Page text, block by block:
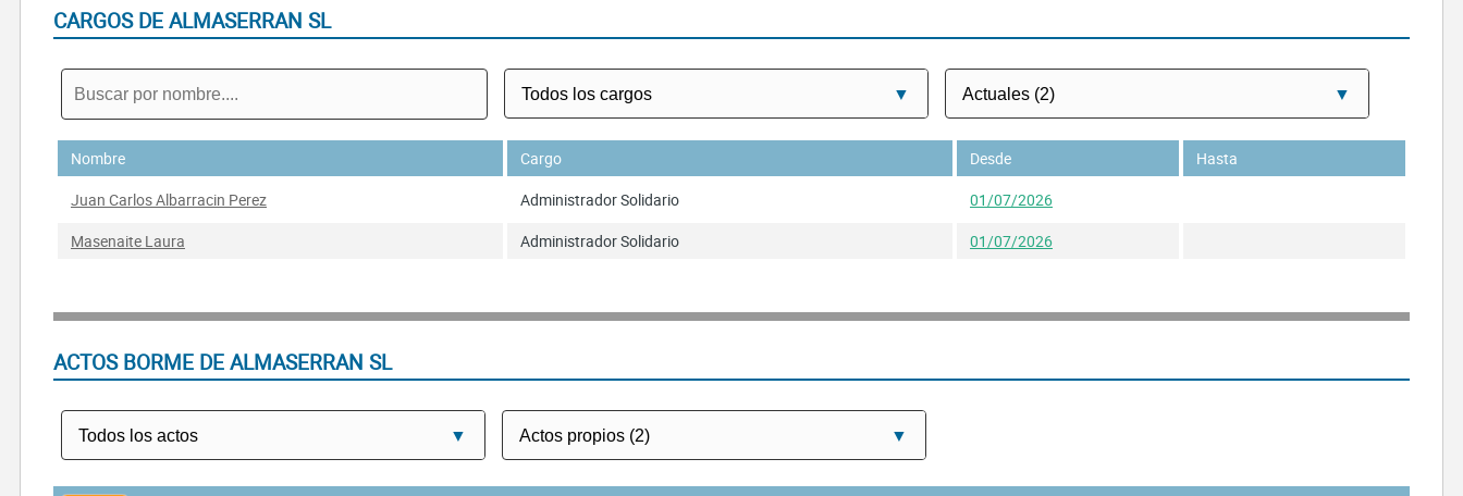
CARGOS DE ALMASERRAN SL
Nombre Cargo Desde
Hasta
Juan Carlos Albarracin Perez
Administrador Solidario
01/07/2026
Masenaite Laura
Administrador Solidario 01/07/2026
ACTOS BORME DE ALMASERRAN SL